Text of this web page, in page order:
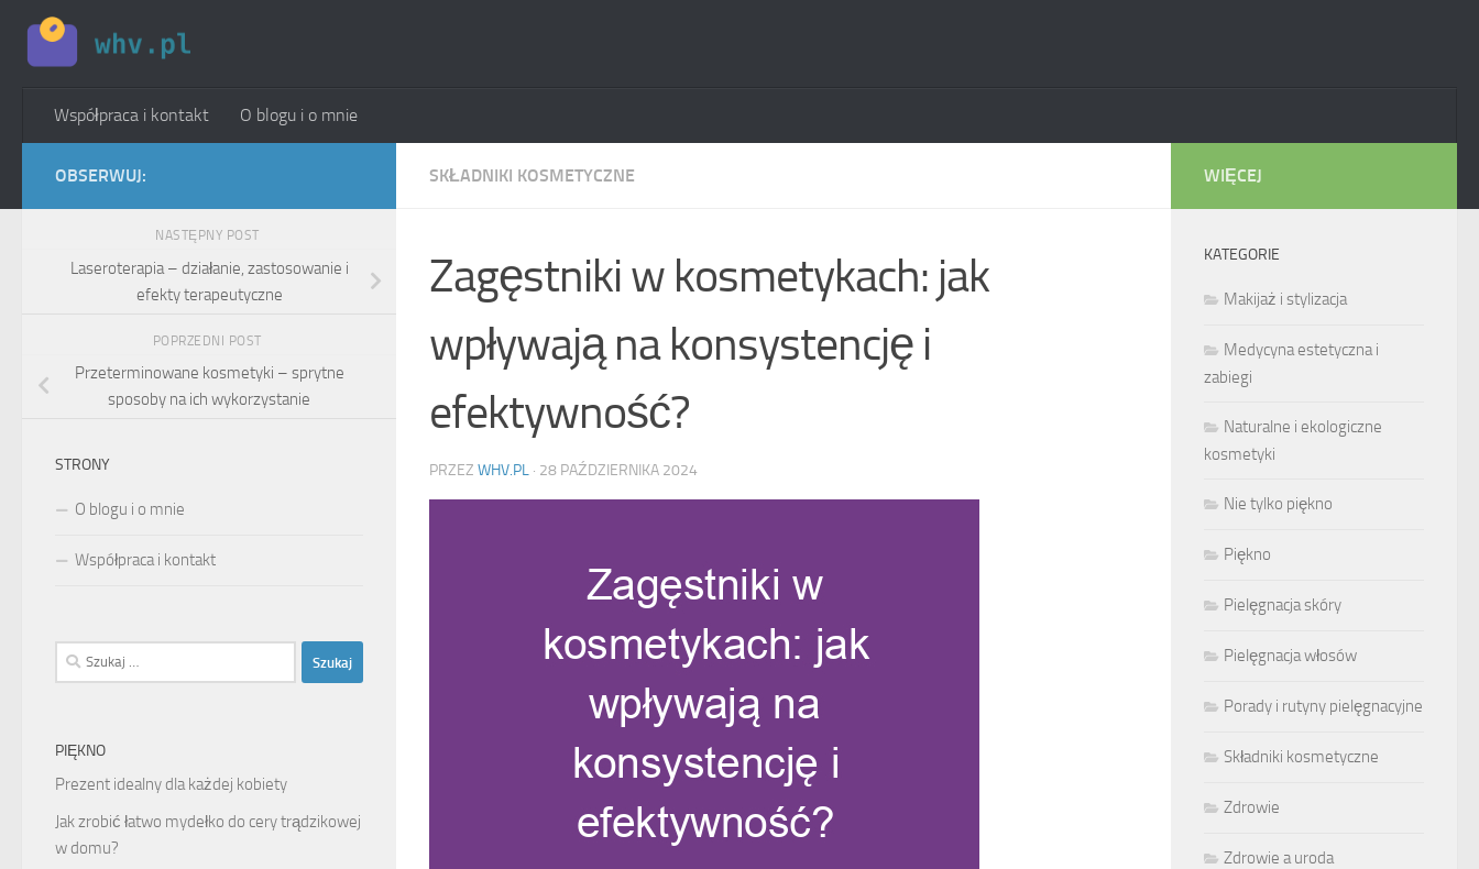
Skip to content
Współpraca i kontakt O blogu i o mnie
SKŁADNIKI KOSMETYCZNE
Zagęstniki w kosmetykach: jak
wpływają na konsystencję i
efektywność?
PRZEZ WHV.PL · 28 PAŹDZIERNIKA 2024
OBSERWUJ:
NASTĘPNY POST
Laseroterapia – działanie, zastosowanie i
efekty terapeutyczne
POPRZEDNI POST
Przeterminowane kosmetyki – sprytne
sposoby na ich wykorzystanie
STRONY
O blogu i o mnie
Współpraca i kontakt
Szukaj:
PIĘKNO
Prezent idealny dla każdej kobiety
Jak zrobić łatwo mydełko do cery trądzikowej
w domu?
WIĘCEJ
KATEGORIE
Makijaż i stylizacja
Medycyna estetyczna i
zabiegi
Naturalne i ekologiczne
kosmetyki
Nie tylko piękno
Piękno
Pielęgnacja skóry
Pielęgnacja włosów
Porady i rutyny pielęgnacyjne
Składniki kosmetyczne
Zdrowie
Zdrowie a uroda